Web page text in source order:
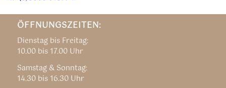
ÖFFNUNGSZEITEN:
Dienstag bis Freitag:
10.00 bis 17.00 Uhr
Samstag & Sonntag:
14.30 bis 16.30 Uhr